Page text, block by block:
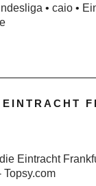
• caio •
EINTRACHT
Eintracht
Topsy.com